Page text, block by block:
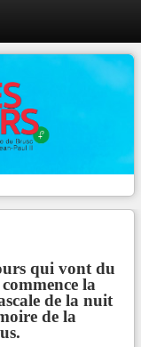
qui vont du
la
de la nuit
de la